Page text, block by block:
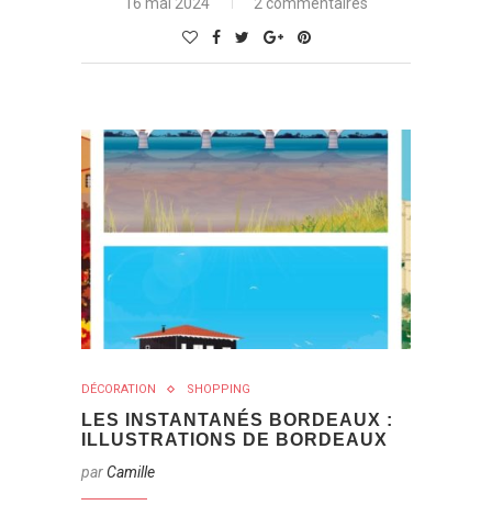
16 mai 2024 2 commentaires
DÉCORATION SHOPPING
LES INSTANTANÉS BORDEAUX :
ILLUSTRATIONS DE BORDEAUX
parCamille